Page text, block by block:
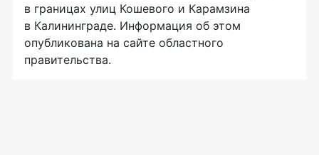
в границах улиц Кошевого и Карамзина
в Калининграде. Информация об этом
опубликована на сайте областного
правительства.